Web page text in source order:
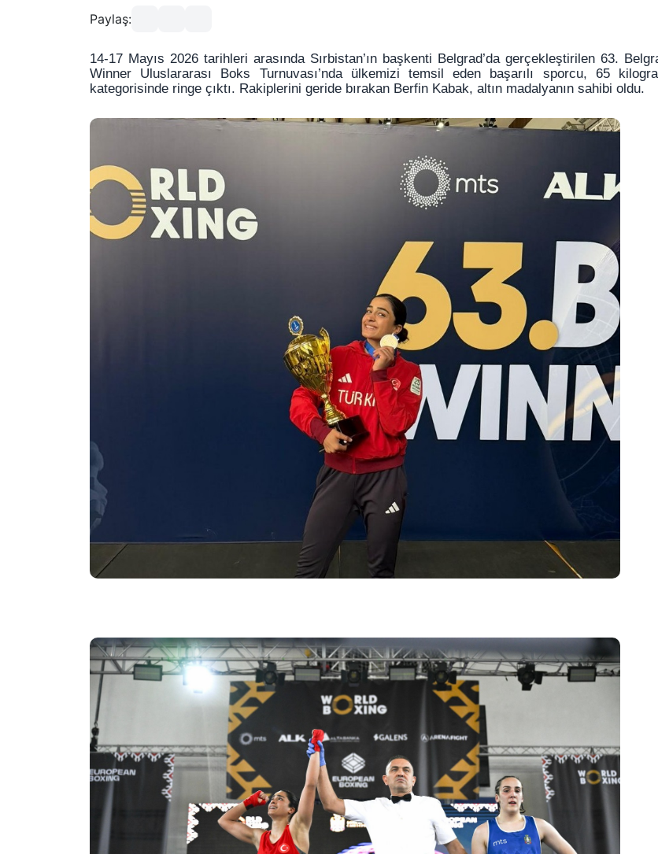
Paylaş:
14-17 Mayıs 2026 tarihleri arasında Sırbistan’ın başkenti Belgrad’da gerçekleştirilen 63.
Winner Uluslararası Boks Turnuvası’nda ülkemizi temsil eden başarılı sporcu, 65
kategorisinde ringe çıktı. Rakiplerini geride bırakan Berfin Kabak, altın madalyanın sahibi oldu.